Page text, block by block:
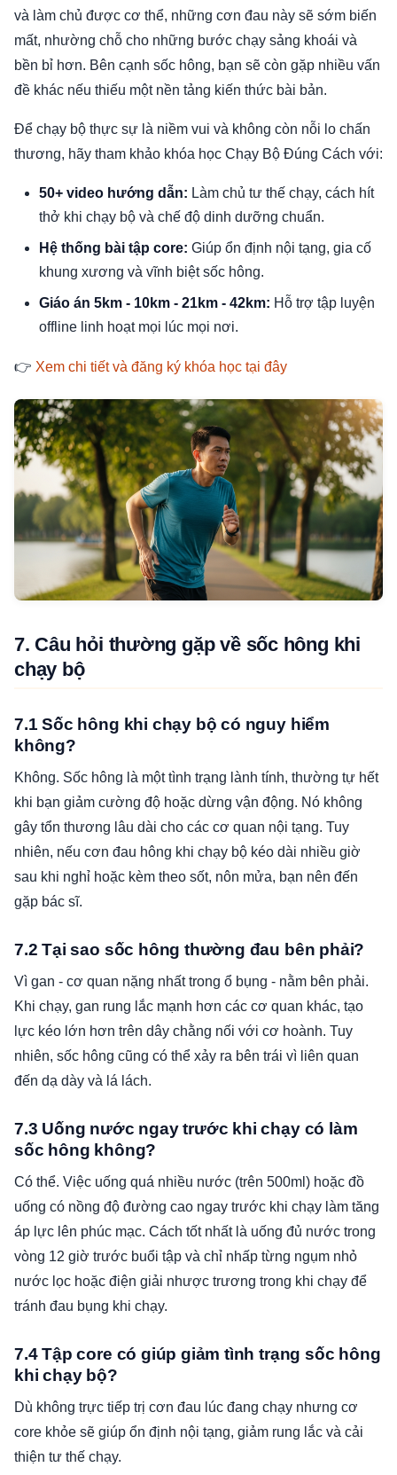
và làm chủ được cơ thể, những cơn đau này sẽ sớm biến
mất, nhường chỗ cho những bước chạy sảng khoái và
bền bỉ hơn. Bên cạnh sốc hông, bạn sẽ còn gặp nhiều vấn
đề khác nếu thiếu một nền tảng kiến thức bài bản.
Để chạy bộ thực sự là niềm vui và không còn nỗi lo chấn
thương, hãy tham khảo khóa học Chạy Bộ Đúng Cách với:
50+ video hướng dẫn: Làm chủ tư thế chạy, cách hít
thở khi chạy bộ và chế độ dinh dưỡng chuẩn.
Hệ thống bài tập core: Giúp ổn định nội tạng, gia cố
khung xương và vĩnh biệt sốc hông.
Giáo án 5km - 10km - 21km - 42km: Hỗ trợ tập luyện
offline linh hoạt mọi lúc mọi nơi.
👉 Xem chi tiết và đăng ký khóa học tại đây
7. Câu hỏi thường gặp về sốc hông khi
chạy bộ
7.1 Sốc hông khi chạy bộ có nguy hiểm
không?
Không. Sốc hông là một tình trạng lành tính, thường tự hết
khi bạn giảm cường độ hoặc dừng vận động. Nó không
gây tổn thương lâu dài cho các cơ quan nội tạng. Tuy
nhiên, nếu cơn đau hông khi chạy bộ kéo dài nhiều giờ
sau khi nghỉ hoặc kèm theo sốt, nôn mửa, bạn nên đến
gặp bác sĩ.
7.2 Tại sao sốc hông thường đau bên phải?
Vì gan - cơ quan nặng nhất trong ổ bụng - nằm bên phải.
Khi chạy, gan rung lắc mạnh hơn các cơ quan khác, tạo
lực kéo lớn hơn trên dây chằng nối với cơ hoành. Tuy
nhiên, sốc hông cũng có thể xảy ra bên trái vì liên quan
đến dạ dày và lá lách.
7.3 Uống nước ngay trước khi chạy có làm
sốc hông không?
Có thể. Việc uống quá nhiều nước (trên 500ml) hoặc đồ
uống có nồng độ đường cao ngay trước khi chạy làm tăng
áp lực lên phúc mạc. Cách tốt nhất là uống đủ nước trong
vòng 12 giờ trước buổi tập và chỉ nhấp từng ngụm nhỏ
nước lọc hoặc điện giải nhược trương trong khi chạy để
tránh đau bụng khi chạy.
7.4 Tập core có giúp giảm tình trạng sốc hông
khi chạy bộ?
Dù không trực tiếp trị cơn đau lúc đang chạy nhưng cơ
core khỏe sẽ giúp ổn định nội tạng, giảm rung lắc và cải
thiện tư thế chạy.